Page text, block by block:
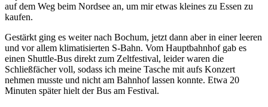
auf dem Weg beim Nordsee an, um mir etwas kleines zu Essen zu
kaufen.
Gestärkt ging es weiter nach Bochum, jetzt dann aber in einer leeren
und vor allem klimatisierten S-Bahn. Vom Hauptbahnhof gab es
einen Shuttle-Bus direkt zum Zeltfestival, leider waren die
Schließfächer voll, sodass ich meine Tasche mit aufs Konzert
nehmen musste und nicht am Bahnhof lassen konnte. Etwa 20
Minuten später hielt der Bus am Festival.